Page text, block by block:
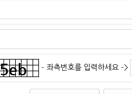
- 좌측번호를 입력하세요 ->